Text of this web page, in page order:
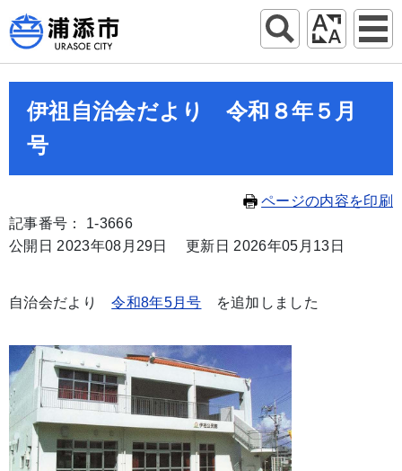
伊祖自治会だより 令和８年５月
号
ページの内容を印刷
記事番号： 1-3666
公開日 2023年08月29日
更新日 2026年05月13日
自治会だより令和8年5月号 を追加しました